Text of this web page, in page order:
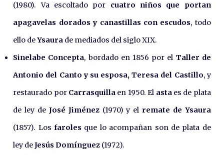
(1980). Va escoltado por cuatro niños que portan
apagavelas dorados y canastillas con escudos, todo
ello deYsaura de mediados del siglo XIX.
Sinelabe Concepta, bordado en 1856 por el Taller de
Antonio del Canto y su esposa, Teresa del Castillo, y
restaurado por Carrasquilla en 1950. El astaes de plata
de ley de José Jiménez(1970) y el remate de Ysaura
(1857). Losfaroles que lo acompañan son de plata de
ley deJesús Domínguez (1972).